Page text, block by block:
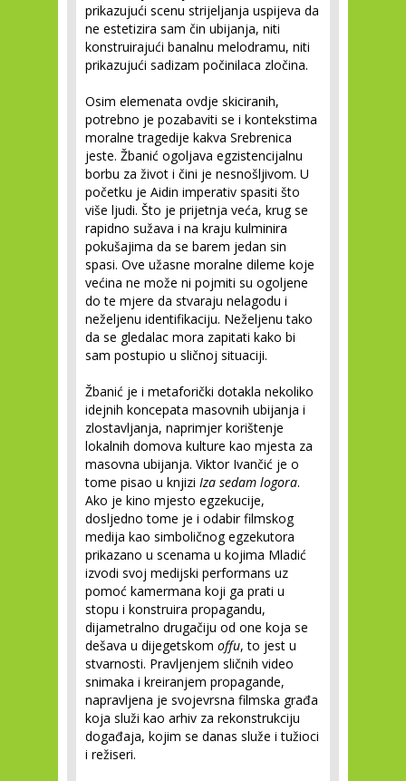
prikazujući scenu strijeljanja uspijeva da
ne estetizira sam čin ubijanja, niti
konstruirajući banalnu melodramu, niti
prikazujući sadizam počinilaca zločina.
Osim elemenata ovdje skiciranih,
potrebno je pozabaviti se i kontekstima
moralne tragedije kakva Srebrenica
jeste. Žbanić ogoljava egzistencijalnu
borbu za život i čini je nesnošljivom. U
početku je Aidin imperativ spasiti što
više ljudi. Što je prijetnja veća, krug se
rapidno sužava i na kraju kulminira
pokušajima da se barem jedan sin
spasi. Ove užasne moralne dileme koje
većina ne može ni pojmiti su ogoljene
do te mjere da stvaraju nelagodu i
neželjenu identifikaciju. Neželjenu tako
da se gledalac mora zapitati kako bi
sam postupio u sličnoj situaciji.
Žbanić je i metaforički dotakla nekoliko
idejnih koncepata masovnih ubijanja i
zlostavljanja, naprimjer korištenje
lokalnih domova kulture kao mjesta za
masovna ubijanja. Viktor Ivančić je o
tome pisao u knjizi Iza sedam logora.
Ako je kino mjesto egzekucije,
dosljedno tome je i odabir filmskog
medija kao simboličnog egzekutora
prikazano u scenama u kojima Mladić
izvodi svoj medijski performans uz
pomoć kamermana koji ga prati u
stopu i konstruira propagandu,
dijametralno drugačiju od one koja se
dešava u dijegetskom offu, to jest u
stvarnosti. Pravljenjem sličnih video
snimaka i kreiranjem propagande,
napravljena je svojevrsna filmska građa
koja služi kao arhiv za rekonstrukciju
događaja, kojim se danas služe i tužioci
i režiseri.